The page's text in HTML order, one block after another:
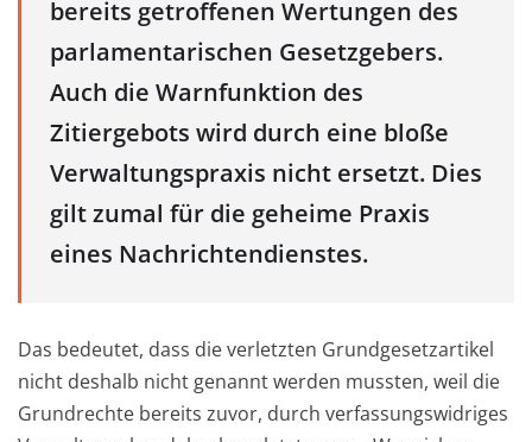
bereits getroffenen Wertungen des
parlamentarischen Gesetzgebers.
Auch die Warnfunktion des
Zitiergebots wird durch eine bloße
Verwaltungspraxis nicht ersetzt. Dies
gilt zumal für die geheime Praxis
eines Nachrichtendienstes.
Das bedeutet, dass die verletzten Grundgesetzartikel
nicht deshalb nicht genannt werden mussten, weil die
Grundrechte bereits zuvor, durch verfassungswidriges